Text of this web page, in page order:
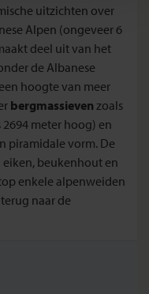
uitzichten over
Alpen (ongeveer 6
deel uit van het
de Albanese
hoogte van meer
bergmassieven zoals
meter hoog) en
piramidale vorm. De
eiken, beukenhout en
enkele alpenweiden
naar de